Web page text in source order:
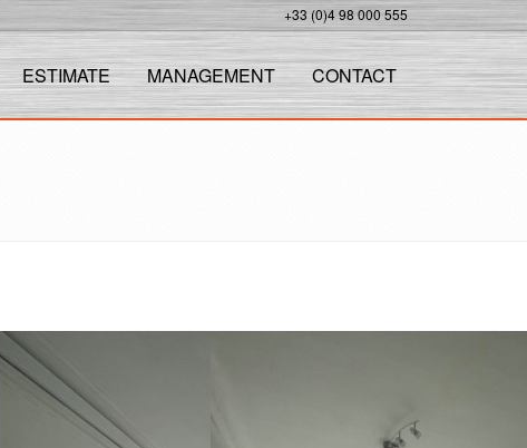
+33 (0)4 98 000 555
ESTIMATE MANAGEMENT CONTACT